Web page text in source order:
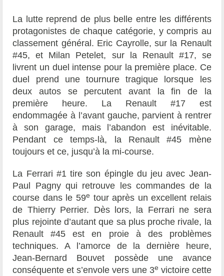
La lutte reprend de plus belle entre les différents
protagonistes de chaque catégorie, y compris au
classement général. Eric Cayrolle, sur la Renault
#45, et Milan Petelet, sur la Renault #17, se
livrent un duel intense pour la première place. Ce
duel prend une tournure tragique lorsque les
deux autos se percutent avant la fin de la
première heure. La Renault #17 est
endommagée à l’avant gauche, parvient à rentrer
à son garage, mais l’abandon est inévitable.
Pendant ce temps-là, la Renault #45 mène
toujours et ce, jusqu’à la mi-course.
La Ferrari #1 tire son épingle du jeu avec Jean-
Paul Pagny qui retrouve les commandes de la
course dans le 59e tour après un excellent relais
de Thierry Perrier. Dès lors, la Ferrari ne sera
plus rejointe d’autant que sa plus proche rivale, la
Renault #45 est en proie à des problèmes
techniques. A l’amorce de la dernière heure,
Jean-Bernard Bouvet possède une avance
conséquente et s’envole vers une 3evictoire cette